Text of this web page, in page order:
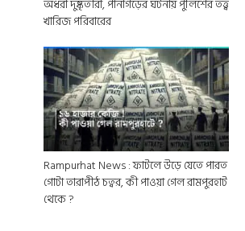
অধরা দুষ্কৃতীরা, পানাগড়ের ঘটনায় পুলিশের তত্ত্ব
খারিজ পরিবারের
Rampurhat News : ফাটলে উড়ে যেতে পারত
গোটা তারাপীঠ চত্বর, কী পাওয়া গেল রামপুরহাট
থেকে ?